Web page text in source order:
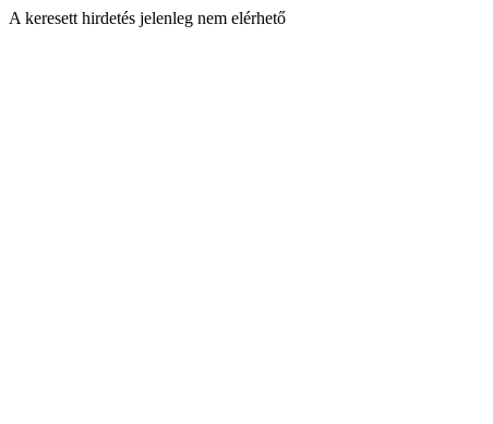
A keresett hirdetés jelenleg nem elérhető